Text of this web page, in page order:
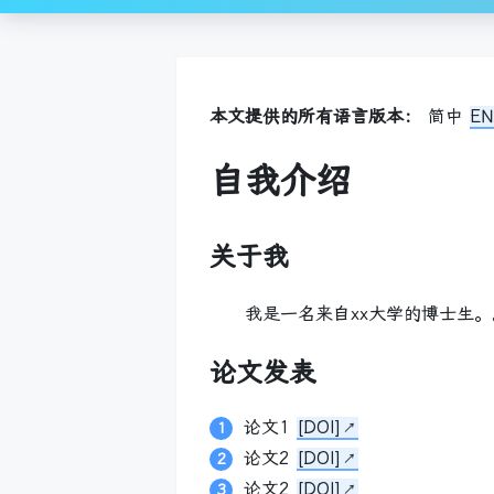
本文提供的所有语言版本： 简中 EN
自我介绍
关于我
我是一名来自xx大学的博士生。
论文发表
论文1 [DOI]
论文2 [DOI]
论文2 [DOI]